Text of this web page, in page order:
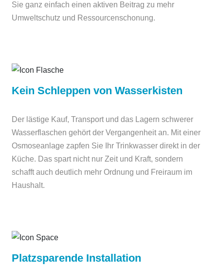
Sie ganz einfach einen aktiven Beitrag zu mehr
Umweltschutz und Ressourcenschonung.
Kein Schleppen von Wasserkisten
Der lästige Kauf, Transport und das Lagern schwerer
Wasserflaschen gehört der Vergangenheit an. Mit einer
Osmoseanlage zapfen Sie Ihr Trinkwasser direkt in der
Küche. Das spart nicht nur Zeit und Kraft, sondern
schafft auch deutlich mehr Ordnung und Freiraum im
Haushalt.
Platzsparende Installation